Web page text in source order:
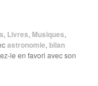
, Livres, Musiques,
astronomie, bilan
le en favori avec son